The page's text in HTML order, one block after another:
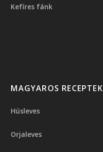
Kefíres fánk
MAGYAROS RECEPTEK
Húsleves
Orjaleves